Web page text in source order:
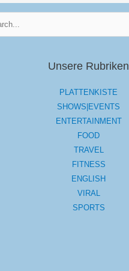
Unsere Rubriken
PLATTENKISTE
SHOWS|EVENTS
ENTERTAINMENT
FOOD
TRAVEL
FITNESS
ENGLISH
VIRAL
SPORTS